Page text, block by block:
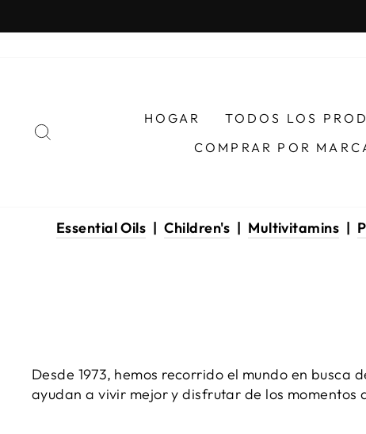
directamente
HOGAR
TODOS LOS
COMPRAR POR
Essential Oils |Children's| Multivitamins |
Desde 1973, hemos recorrido el mundo en
ayudan a vivir mejor y disfrutar de los momentos